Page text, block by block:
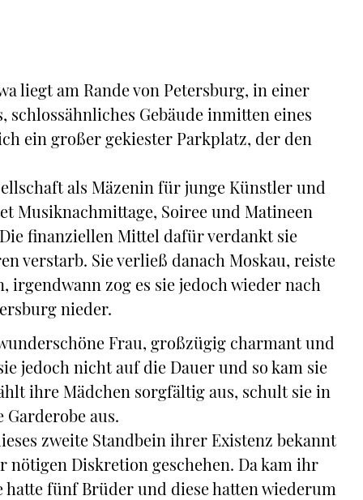
liegt am Rande von Petersburg, in einer
schlossähnliches Gebäude inmitten eines
ein großer gekiester Parkplatz, der den
als Mäzenin für junge Künstler und
Musiknachmittage, Soiree und Matineen
finanziellen Mittel dafür verdankt sie
verstarb. Sie verließ danach Moskau, reiste
irgendwann zog es sie jedoch wieder nach
nieder.
Frau, großzügig charmant und
jedoch nicht auf die Dauer und so kam sie
ihre Mädchen sorgfältig aus, schult sie in
aus.
zweite Standbein ihrer Existenz bekannt
nötigen Diskretion geschehen. Da kam ihr
fünf Brüder und diese hatten wiederum